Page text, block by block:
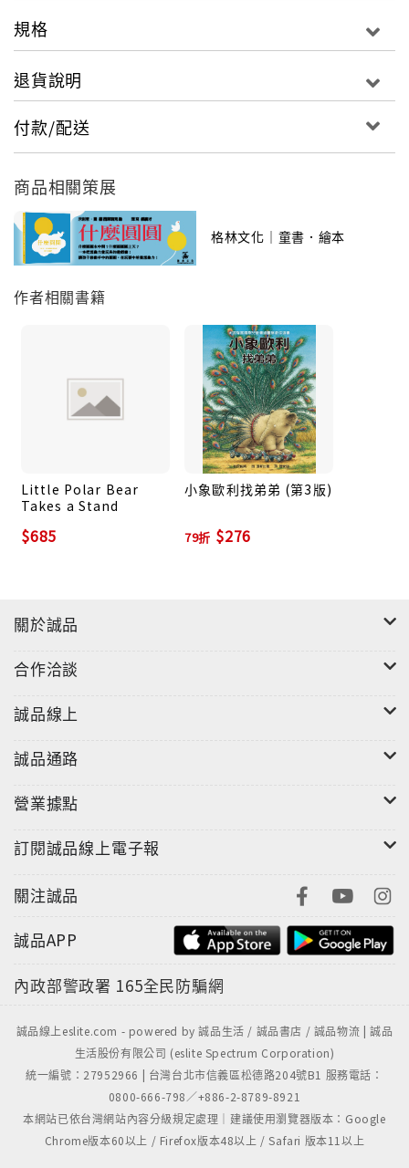
多食物，正想在火車箱上享受美食大餐時，一隻小老虎
泰格卻搶走他的雞腿。原來泰格想去看海卻迷了路，這
會兒又餓又害怕。寶兒安慰他，沒想到火車開動，寶兒
到爸爸口中世界上最美的景色呢？
我是你的好朋友(中英雙語版)
◎新聞局中小學優良課外讀物推介
◎本書被譯成25國語言，全世界銷售超過百萬冊
在白茫茫靜悄悄的北極，一隻名叫寶兒的小北極熊，最
喜歡坐在小冰山上，看著海上的冰雪。有一天，寶兒聽
入險境，闖進了人類駐紮的地方，眼看寶兒就要被人發
別怕，我在你身邊(中英雙語版)
◎新聞局中小學優良課外讀物推介
這一天，小北極熊寶兒又碰到了一隻迷路的小狗。小狗
狗尋找爸爸媽媽，他們一路相互幫助……，這一次又會
規格
退貨說明
付款/配送
商品相關策展
格林文化｜童書．繪本
作者相關書籍
Little Polar Bear
Takes a Stand
$685
小象歐利找弟弟 (第3版)
79折 $276
關於誠品
合作洽談
誠品線上
誠品通路
營業據點
訂閱誠品線上電子報
關注誠品
誠品APP
內政部警政署 165全民防騙網
誠品線上eslite.com - powered by 誠品生活 / 誠品書店 / 誠品物流 | 誠品
生活股份有限公司 (eslite Spectrum Corporation)
統一編號：27952966 | 台灣台北市信義區松德路204號B1 服務電話：
0800-666-798／+886-2-8789-8921
本網站已依台灣網站內容分級規定處理｜建議使用瀏覽器版本：Google
Chrome版本60以上 / Firefox版本48以上 / Safari 版本11以上